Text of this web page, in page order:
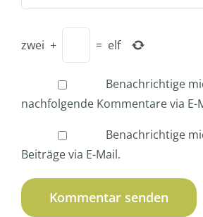
zwei + = elf
Benachrichtige
nachfolgende Kommentare via E-
Benachrichtige
Beiträge via E-Mail.